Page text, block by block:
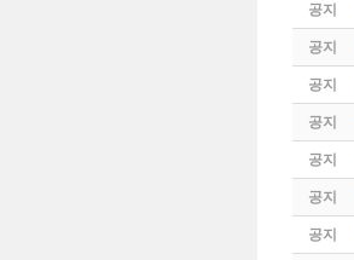
공지
공지
공지
공지
공지
공지
공지